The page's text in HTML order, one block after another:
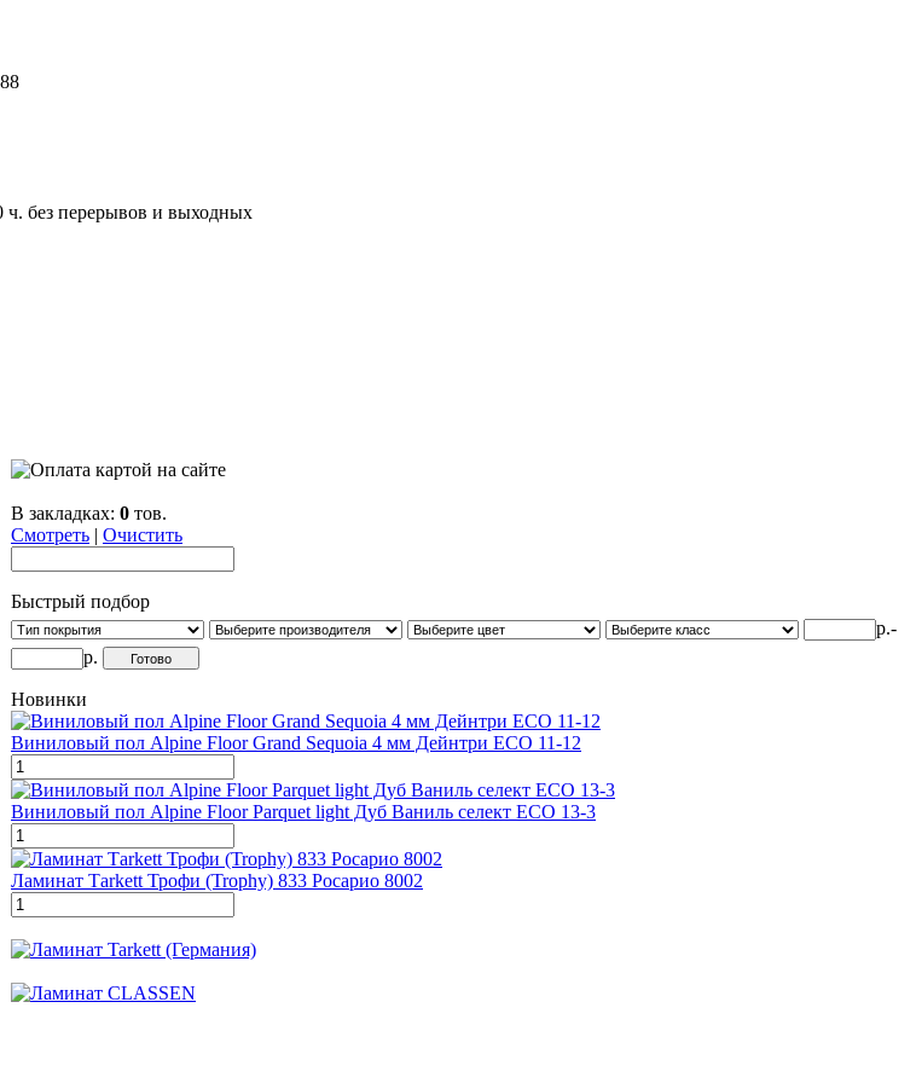
без перерывов и выходных
В закладках: 0 тов.
Смотреть | Очистить
Быстрый подбор
р.-
р.
Новинки
Виниловый пол Alpine Floor Grand Sequoia 4 мм Дейнтри ECO 11-12
Виниловый пол Alpine Floor Parquet light Дуб Ваниль селект ЕСО 13-3
Ламинат Тarkett Трофи (Trophy) 833 Росарио 8002